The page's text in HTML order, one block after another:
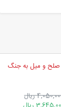
صلح و میل به جنگ
ریال